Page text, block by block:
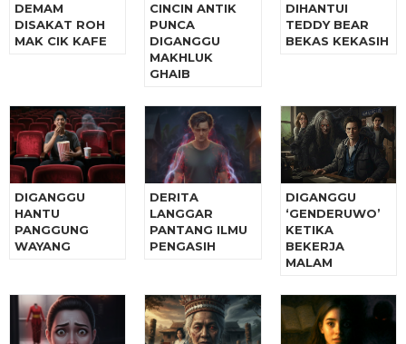
DEMAM
DISAKAT ROH
MAK CIK KAFE
CINCIN ANTIK
PUNCA
DIGANGGU
MAKHLUK
GHAIB
DIHANTUI
TEDDY BEAR
BEKAS KEKASIH
DIGANGGU
HANTU
PANGGUNG
WAYANG
DERITA
LANGGAR
PANTANG ILMU
PENGASIH
DIGANGGU
‘GENDERUWO’
KETIKA
BEKERJA
MALAM